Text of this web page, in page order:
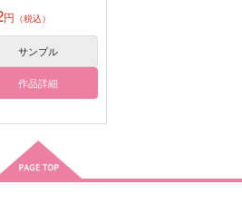
円 （税込）
サンプル
作品詳細